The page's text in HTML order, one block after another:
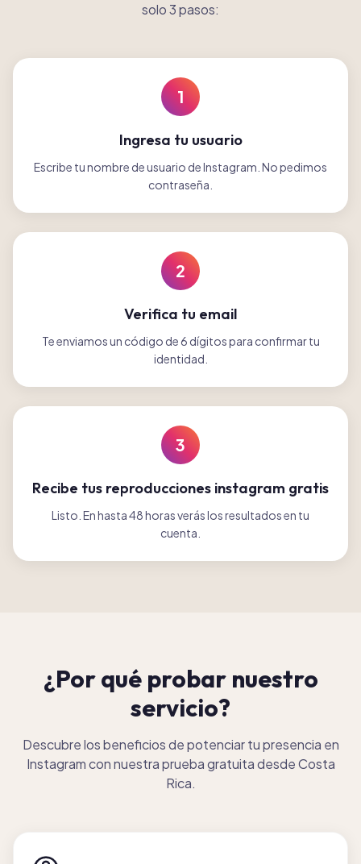
solo 3 pasos:
1
Ingresa tu usuario
Escribe tu nombre de usuario de Instagram. No pedimos
contraseña.
2
Verifica tu email
Te enviamos un código de 6 dígitos para confirmar tu
identidad.
3
Recibe tus reproducciones instagram gratis
Listo. En hasta 48 horas verás los resultados en tu
cuenta.
¿Por qué probar nuestro
servicio?
Descubre los beneficios de potenciar tu presencia en
Instagram con nuestra prueba gratuita desde Costa
Rica.